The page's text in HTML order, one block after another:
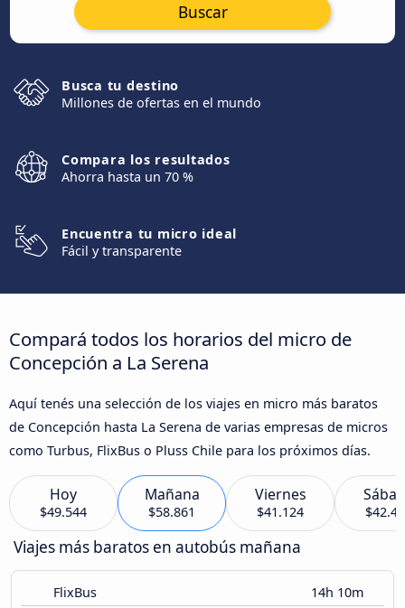
Buscar
Busca tu destino
Millones de ofertas en el mundo
Compara los resultados
Ahorra hasta un 70 %
Encuentra tu micro ideal
Fácil y transparente
Compará todos los horarios del micro de
Concepción a La Serena
Aquí tenés una selección de los viajes en micro más baratos
de Concepción hasta La Serena de varias empresas de micros
como Turbus, FlixBus o Pluss Chile para los próximos días.
Hoy
$49.544
Mañana
$58.861
Viernes
$41.124
Viajes más baratos en autobús mañana
FlixBus 14h 10m